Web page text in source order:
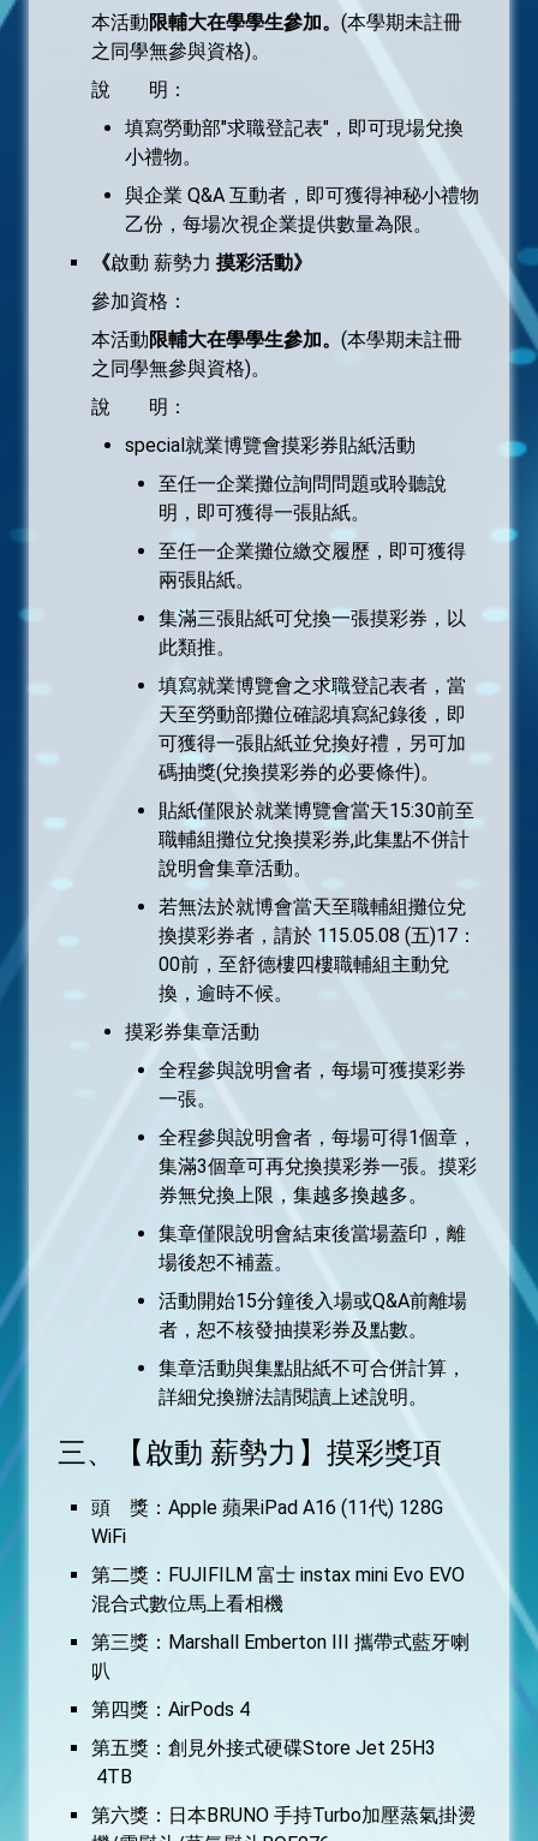
求職者登入
本活動限輔大在學學生參加。 (本學期未註冊
之同學無參與資格)。
說 明：
填寫勞動部"求職登記表"，即可現場兌換
小禮物。
與企業 Q&A 互動者，即可獲得神秘小禮物
乙份，每場次視企業提供數量為限。
《啟動 薪勢力 摸彩活動》
參加資格：
本活動限輔大在學學生參加。 (本學期未註冊
之同學無參與資格)。
說 明：
special就業博覽會摸彩券貼紙活動
至任一企業攤位詢問問題或聆聽說
明，即可獲得一張貼紙。
至任一企業攤位繳交履歷，即可獲得
兩張貼紙。
集滿三張貼紙可兌換一張摸彩券，以
此類推。
填寫就業博覽會之求職登記表者，當
天至勞動部攤位確認填寫紀錄後，即
可獲得一張貼紙並兌換好禮，另可加
碼抽獎(兌換摸彩券的必要條件)。
貼紙僅限於就業博覽會當天15:30前至
職輔組攤位兌換摸彩券,此集點不併計
說明會集章活動。
若無法於就博會當天至職輔組攤位兌
換摸彩券者，請於 115.05.08 (五)17：
00前，至舒德樓四樓職輔組主動兌
換，逾時不候。
摸彩券集章活動
全程參與說明會者，每場可獲摸彩券
一張。
全程參與說明會者，每場可得1個章，
集滿3個章可再兌換摸彩券一張。摸彩
券無兌換上限，集越多換越多。
集章僅限說明會結束後當場蓋印，離
場後恕不補蓋。
活動開始15分鐘後入場或Q&A前離場
者，恕不核發抽摸彩券及點數。
集章活動與集點貼紙不可合併計算，
詳細兌換辦法請閱讀上述說明。
三、【啟動 薪勢力】摸彩獎項
頭 獎：Apple 蘋果iPad A16 (11代) 128G
WiFi
第二獎：FUJIFILM 富士 instax mini Evo EVO
混合式數位馬上看相機
第三獎：Marshall Emberton III 攜帶式藍牙喇
叭
第四獎：AirPods 4
第五獎：創見外接式硬碟Store Jet 25H3
4TB
第六獎：日本BRUNO 手持Turbo加壓蒸氣掛燙